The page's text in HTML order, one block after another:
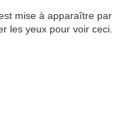
mise à apparaître par
les yeux pour voir ceci.